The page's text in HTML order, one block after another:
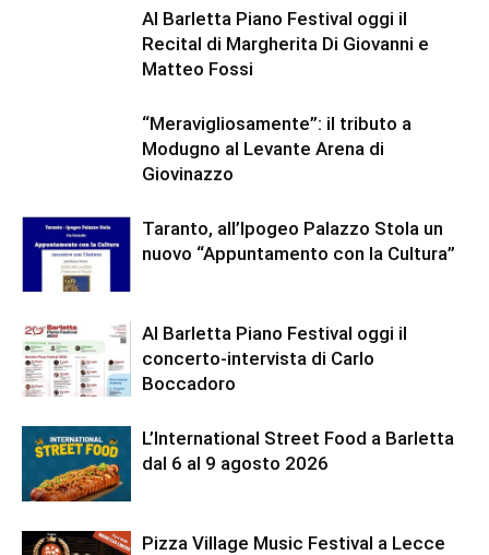
Al Barletta Piano Festival oggi il
Recital di Margherita Di Giovanni e
Matteo Fossi
“Meravigliosamente”: il tributo a
Modugno al Levante Arena di
Giovinazzo
Taranto, all’Ipogeo Palazzo Stola un
nuovo “Appuntamento con la Cultura”
Al Barletta Piano Festival oggi il
concerto-intervista di Carlo
Boccadoro
L’International Street Food a Barletta
dal 6 al 9 agosto 2026
Pizza Village Music Festival a Lecce